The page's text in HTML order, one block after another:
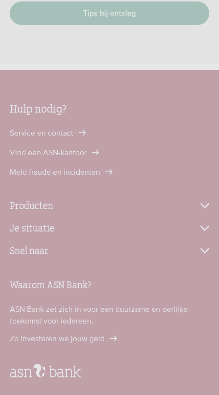
Tips bij ontslag
Hulp nodig?
Service en contact
Vind een ASN-kantoor
Meld fraude en incidenten
Producten
Je situatie
Snel naar
Waarom ASN Bank?
ASN Bank zet zich in voor een duurzame en eerlijke
toekomst voor iedereen.
Zo investeren we jouw geld